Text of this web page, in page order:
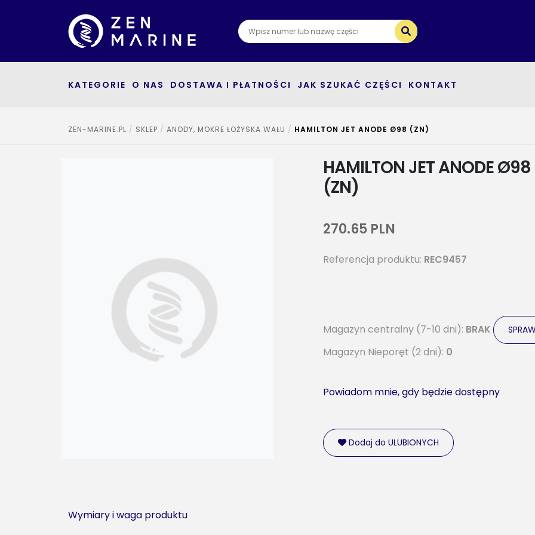
KATEGORIE O NAS DOSTAWA I PŁATNOŚCI JAK SZUKAĆ CZĘŚCI KONTAKT
Kategorie
O nas
Dostawa i płatności
Jak szukać części
ZEN-MARINE.PL SKLEP ANODY, MOKRE ŁOŻYSKA WAŁU HAMILTON JET ANODE Ø98 (ZN)
HAMILTON JET ANODE Ø98
(ZN)
270.65 PLN
Referencja produktu: REC9457
Magazyn centralny (7-10 dni): BRAK
Magazyn Nieporęt (2 dni): 0
Powiadom mnie, gdy będzie dostępny
Dodaj do ULUBIONYCH
Wymiary i waga produktu